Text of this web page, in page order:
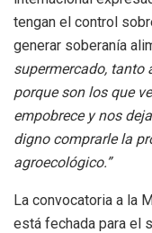
tengan el control
generar soberanía
supermercado, tanto
porque son los que
empobrece y nos
digno comprarle la
agroecológico.”
La convocatoria a la
está fechada para el